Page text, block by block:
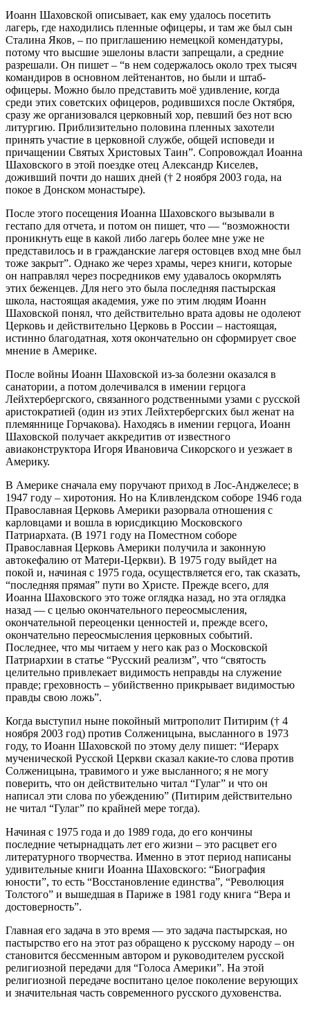
Иоанн Шаховской описывает, как ему удалось посетить
лагерь, где находились пленные офицеры, и там же был сын
Сталина Яков, – по приглашению немецкой комендатуры,
потому что высшие эшелоны власти запрещали, а средние
разрешали. Он пишет – “в нем содержалось около трех тысяч
командиров в основном лейтенантов, но были и штаб-
офицеры. Можно было представить моё удивление, когда
среди этих советских офицеров, родившихся после Октября,
сразу же организовался церковный хор, певший без нот всю
литургию. Приблизительно половина пленных захотели
принять участие в церковной службе, общей исповеди и
причащении Святых Христовых Таин”. Сопровождал Иоанна
Шаховского в этой поездке отец Александр Киселев,
доживший почти до наших дней († 2 ноября 2003 года, на
покое в Донском монастыре).
После этого посещения Иоанна Шаховского вызывали в
гестапо для отчета, и потом он пишет, что — “возможности
проникнуть еще в какой либо лагерь более мне уже не
представилось и в гражданские лагеря остовцев вход мне был
тоже закрыт”. Однако же через храмы, через книги, которые
он направлял через посредников ему удавалось окормлять
этих беженцев. Для него это была последняя пастырская
школа, настоящая академия, уже по этим людям Иоанн
Шаховской понял, что действительно врата адовы не одолеют
Церковь и действительно Церковь в России – настоящая,
истинно благодатная, хотя окончательно он сформирует свое
мнение в Америке.
После войны Иоанн Шаховской из-за болезни оказался в
санатории, а потом долечивался в имении герцога
Лейхтербергского, связанного родственными узами с русской
аристократией (один из этих Лейхтербергских был женат на
племяннице Горчакова). Находясь в имении герцога, Иоанн
Шаховской получает аккредитив от известного
авиаконструктора Игоря Ивановича Сикорского и уезжает в
Америку.
В Америке сначала ему поручают приход в Лос-Анджелесе; в
1947 году – хиротония. Но на Кливлендском соборе 1946 года
Православная Церковь Америки разорвала отношения с
карловцами и вошла в юрисдикцию Московского
Патриархата. (В 1971 году на Поместном соборе
Православная Церковь Америки получила и законную
автокефалию от Матери‑Церкви). В 1975 году выйдет на
покой и, начиная с 1975 года, осуществляется его, так сказать,
“последняя прямая” пути во Христе. Прежде всего, для
Иоанна Шаховского это тоже оглядка назад, но эта оглядка
назад — с целью окончательного переосмысления,
окончательной переоценки ценностей и, прежде всего,
окончательно переосмысления церковных событий.
Последнее, что мы читаем у него как раз о Московской
Патриархии в статье “Русский реализм”, что “святость
целительно привлекает видимость неправды на служение
правде; греховность – убийственно прикрывает видимостью
правды свою ложь”.
Когда выступил ныне покойный митрополит Питирим († 4
ноября 2003 год) против Солженицына, высланного в 1973
году, то Иоанн Шаховской по этому делу пишет: “Иерарх
мученической Русской Церкви сказал какие-то слова против
Солженицына, травимого и уже высланного; я не могу
поверить, что он действительно читал “Гулаг” и что он
написал эти слова по убеждению” (Питирим действительно
не читал “Гулаг” по крайней мере тогда).
Начиная с 1975 года и до 1989 года, до его кончины
последние четырнадцать лет его жизни – это расцвет его
литературного творчества. Именно в этот период написаны
удивительные книги Иоанна Шаховского: “Биография
юности”, то есть “Восстановление единства”, “Революция
Толстого” и вышедшая в Париже в 1981 году книга “Вера и
достоверность”.
Главная его задача в это время — это задача пастырская, но
пастырство его на этот раз обращено к русскому народу – он
становится бессменным автором и руководителем русской
религиозной передачи для “Голоса Америки”. На этой
религиозной передаче воспитано целое поколение верующих
и значительная часть современного русского духовенства.